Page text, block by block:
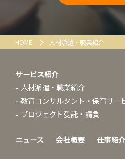
HOME 人材派遣・職業紹介
サービス紹介
人材派遣・職業紹介
教育コンサルタント・保育サー
プロジェクト受託・請負
ニュース 会社概要 仕事紹介